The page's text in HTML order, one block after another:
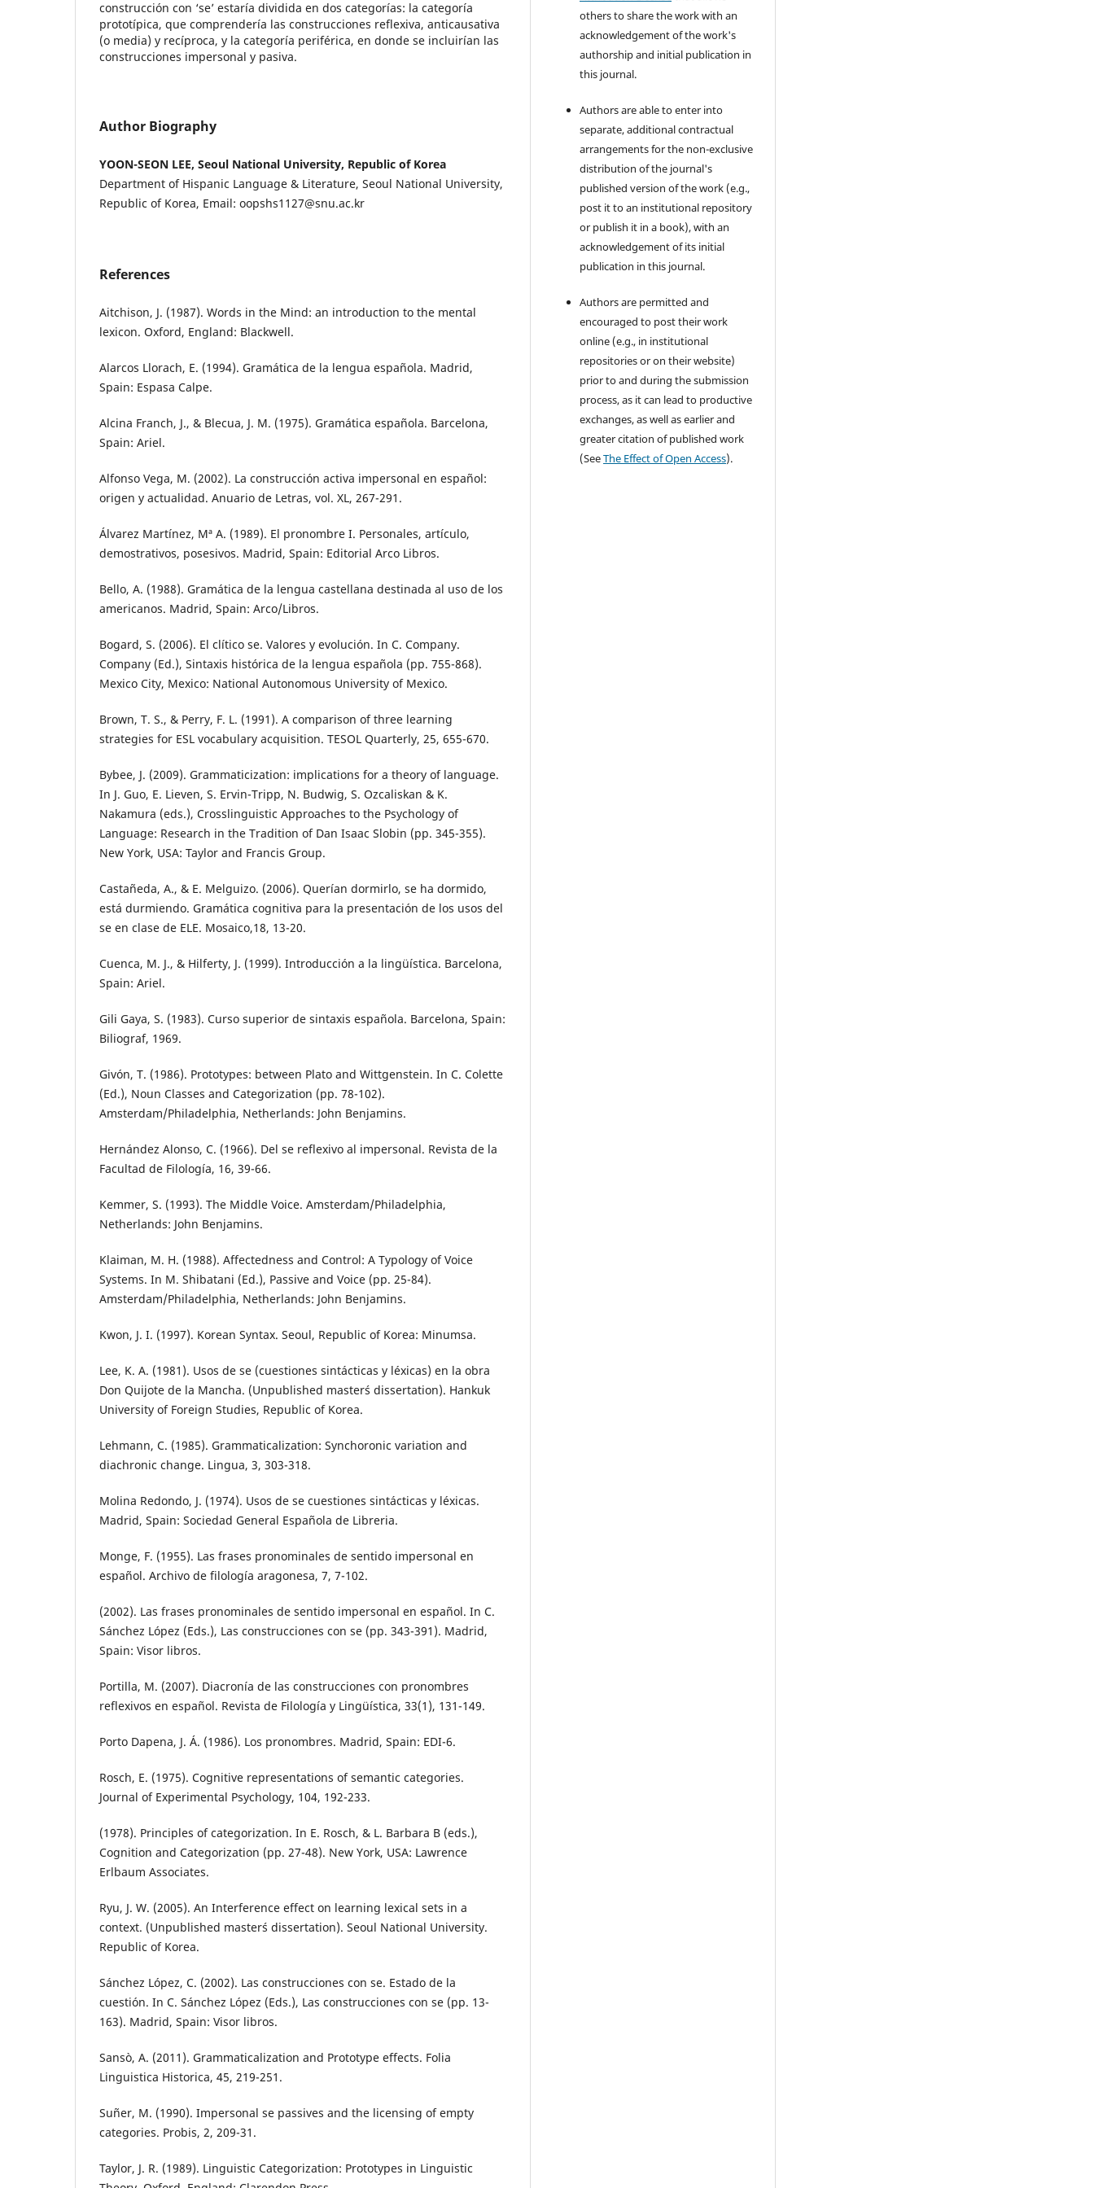
construcción con ‘se’ estaría dividida en dos categorías: la categoría
prototípica, que comprendería las construcciones reflexiva, anticausativa
(o media) y recíproca, y la categoría periférica, en donde se incluirían las
construcciones impersonal y pasiva.
Author Biography
YOON-SEON LEE, Seoul National University, Republic of Korea
Department of Hispanic Language & Literature, Seoul National University,
Republic of Korea, Email: oopshs1127@snu.ac.kr
References
Aitchison, J. (1987). Words in the Mind: an introduction to the mental
lexicon. Oxford, England: Blackwell.
Alarcos Llorach, E. (1994). Gramática de la lengua española. Madrid,
Spain: Espasa Calpe.
Alcina Franch, J., & Blecua, J. M. (1975). Gramática española. Barcelona,
Spain: Ariel.
Alfonso Vega, M. (2002). La construcción activa impersonal en español:
origen y actualidad. Anuario de Letras, vol. XL, 267-291.
Álvarez Martínez, Mª A. (1989). El pronombre I. Personales, artículo,
demostrativos, posesivos. Madrid, Spain: Editorial Arco Libros.
Bello, A. (1988). Gramática de la lengua castellana destinada al uso de los
americanos. Madrid, Spain: Arco/Libros.
Bogard, S. (2006). El clítico se. Valores y evolución. In C. Company.
Company (Ed.), Sintaxis histórica de la lengua española (pp. 755-868).
Mexico City, Mexico: National Autonomous University of Mexico.
Brown, T. S., & Perry, F. L. (1991). A comparison of three learning
strategies for ESL vocabulary acquisition. TESOL Quarterly, 25, 655-670.
Bybee, J. (2009). Grammaticization: implications for a theory of language.
In J. Guo, E. Lieven, S. Ervin-Tripp, N. Budwig, S. Ozcaliskan & K.
Nakamura (eds.), Crosslinguistic Approaches to the Psychology of
Language: Research in the Tradition of Dan Isaac Slobin (pp. 345-355).
New York, USA: Taylor and Francis Group.
Castañeda, A., & E. Melguizo. (2006). Querían dormirlo, se ha dormido,
está durmiendo. Gramática cognitiva para la presentación de los usos del
se en clase de ELE. Mosaico,18, 13-20.
Cuenca, M. J., & Hilferty, J. (1999). Introducción a la lingüística. Barcelona,
Spain: Ariel.
Gili Gaya, S. (1983). Curso superior de sintaxis española. Barcelona, Spain:
Biliograf, 1969.
Givón, T. (1986). Prototypes: between Plato and Wittgenstein. In C. Colette
(Ed.), Noun Classes and Categorization (pp. 78-102).
Amsterdam/Philadelphia, Netherlands: John Benjamins.
Hernández Alonso, C. (1966). Del se reflexivo al impersonal. Revista de la
Facultad de Filología, 16, 39-66.
Kemmer, S. (1993). The Middle Voice. Amsterdam/Philadelphia,
Netherlands: John Benjamins.
Klaiman, M. H. (1988). Affectedness and Control: A Typology of Voice
Systems. In M. Shibatani (Ed.), Passive and Voice (pp. 25-84).
Amsterdam/Philadelphia, Netherlands: John Benjamins.
Kwon, J. I. (1997). Korean Syntax. Seoul, Republic of Korea: Minumsa.
Lee, K. A. (1981). Usos de se (cuestiones sintácticas y léxicas) en la obra
Don Quijote de la Mancha. (Unpublished master´s dissertation). Hankuk
University of Foreign Studies, Republic of Korea.
Lehmann, C. (1985). Grammaticalization: Synchoronic variation and
diachronic change. Lingua, 3, 303-318.
Molina Redondo, J. (1974). Usos de se cuestiones sintácticas y léxicas.
Madrid, Spain: Sociedad General Española de Libreria.
Monge, F. (1955). Las frases pronominales de sentido impersonal en
español. Archivo de filología aragonesa, 7, 7-102.
(2002). Las frases pronominales de sentido impersonal en español. In C.
Sánchez López (Eds.), Las construcciones con se (pp. 343-391). Madrid,
Spain: Visor libros.
Portilla, M. (2007). Diacronía de las construcciones con pronombres
reflexivos en español. Revista de Filología y Lingüística, 33(1), 131-149.
Porto Dapena, J. Á. (1986). Los pronombres. Madrid, Spain: EDI-6.
Rosch, E. (1975). Cognitive representations of semantic categories.
Journal of Experimental Psychology, 104, 192-233.
(1978). Principles of categorization. In E. Rosch, & L. Barbara B (eds.),
Cognition and Categorization (pp. 27-48). New York, USA: Lawrence
Erlbaum Associates.
Ryu, J. W. (2005). An Interference effect on learning lexical sets in a
context. (Unpublished master´s dissertation). Seoul National University.
Republic of Korea.
Sánchez López, C. (2002). Las construcciones con se. Estado de la
cuestión. In C. Sánchez López (Eds.), Las construcciones con se (pp. 13-
163). Madrid, Spain: Visor libros.
Sansò, A. (2011). Grammaticalization and Prototype effects. Folia
Linguistica Historica, 45, 219-251.
Suñer, M. (1990). Impersonal se passives and the licensing of empty
categories. Probis, 2, 209-31.
Taylor, J. R. (1989). Linguistic Categorization: Prototypes in Linguistic
others to share the work with an
acknowledgement of the work's
authorship and initial publication in
this journal.
Authors are able to enter into
separate, additional contractual
arrangements for the non-exclusive
distribution of the journal's
published version of the work (e.g.,
post it to an institutional repository
or publish it in a book), with an
acknowledgement of its initial
publication in this journal.
Authors are permitted and
encouraged to post their work
online (e.g., in institutional
repositories or on their website)
prior to and during the submission
process, as it can lead to productive
exchanges, as well as earlier and
greater citation of published work
(SeeThe Effect of Open Access).